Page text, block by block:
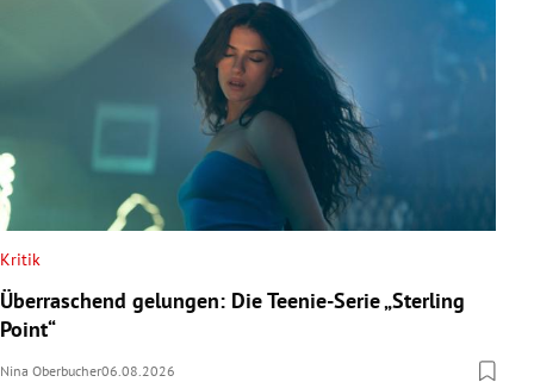
Kritik
Überraschend gelungen: Die Teenie-Serie „Sterling
Point“
Nina Oberbucher06.08.2026